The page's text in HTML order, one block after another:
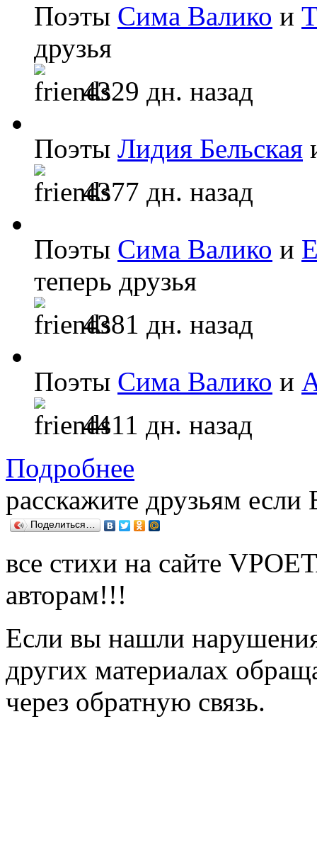
Поэты Сима Валико и
друзья
4329 дн. назад
Поэты Лидия Бельская
4377 дн. назад
Поэты Сима Валико и
теперь друзья
4381 дн. назад
Поэты Сима Валико и
4411 дн. назад
Подробнее
расскажите друзьям
Поделиться…
все стихи на сайте
авторам!!!
Если вы нашли
других материалах
через обратную связь.